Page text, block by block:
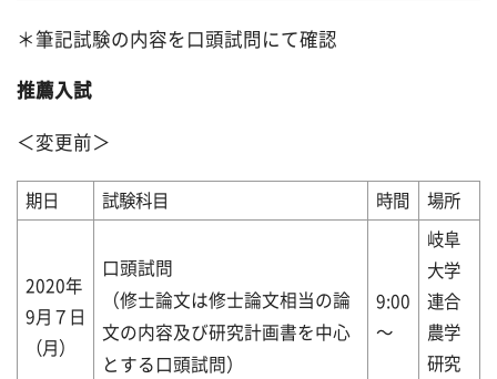
＊筆記試験の内容を口頭試問にて確認
推薦入試
＜変更前＞
期日 試験科目 時間 場所
2020年
9月７日
（月）
口頭試問
（修士論文は修士論文相当の論
文の内容及び研究計画書を中心
とする口頭試問）
9:00
～
岐阜
大学
連合
農学
研究